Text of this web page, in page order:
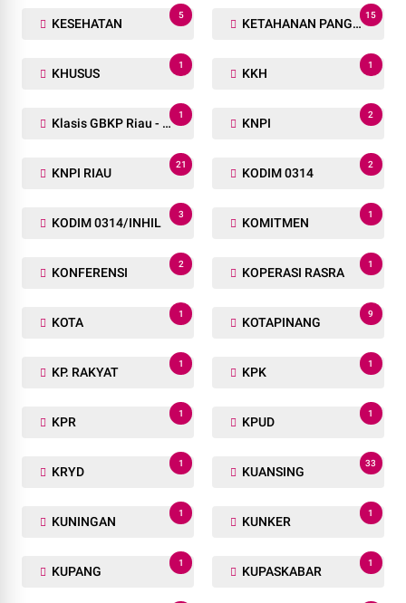
KESEHATAN
5
KETAHANAN PANGAN
15
KHUSUS
1
KKH
1
Klasis GBKP Riau - Sumbar.
1
KNPI
2
KNPI RIAU
21
KODIM 0314
2
KODIM 0314/INHIL
3
KOMITMEN
1
KONFERENSI
2
KOPERASI RASRA
1
KOTA
1
KOTAPINANG
9
KP. RAKYAT
1
KPK
1
KPR
1
KPUD
1
KRYD
1
KUANSING
33
KUNINGAN
1
KUNKER
1
KUPANG
1
KUPASKABAR
1